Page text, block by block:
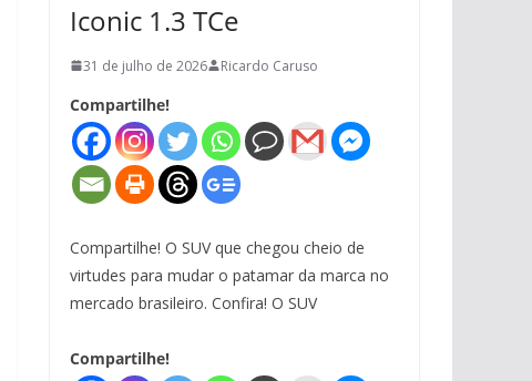
Iconic 1.3 TCe
31 de julho de 2026 Ricardo Caruso
Compartilhe!
Compartilhe! O SUV que chegou cheio de
virtudes para mudar o patamar da marca no
mercado brasileiro. Confira! O SUV
Compartilhe!